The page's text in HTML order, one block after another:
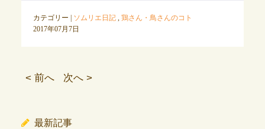
カテゴリー | ソムリエ日記, 鶏さん・鳥さんのコト
2017年07月7日
< 前へ 次へ >
最新記事